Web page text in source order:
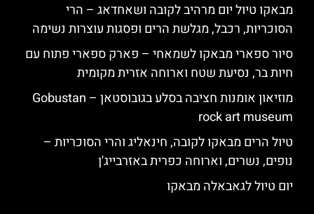
מבאקו טיול יום מרהיב לקובה ושאחדאג – הרי
הסוכריות, רכבל, מגלשת הרים ופסגות עוצרות נשימה
סיור ספארי מבאקו לשמאחי – פארק ספארי פתוח עם
חיות בר, נסיעת שטח וארוחה אזרית מקומית
מוזיאון אומנות חציבה בסלע בגובוסטאן – Gobustan
rock art museum
טיול הרים מבאקו לקובה, חינאליג והרי הסוכריות –
נופים, נשרים, וארוחה כפרית באזרבייג'ן
יום טיול לגאבאלה מבאקו